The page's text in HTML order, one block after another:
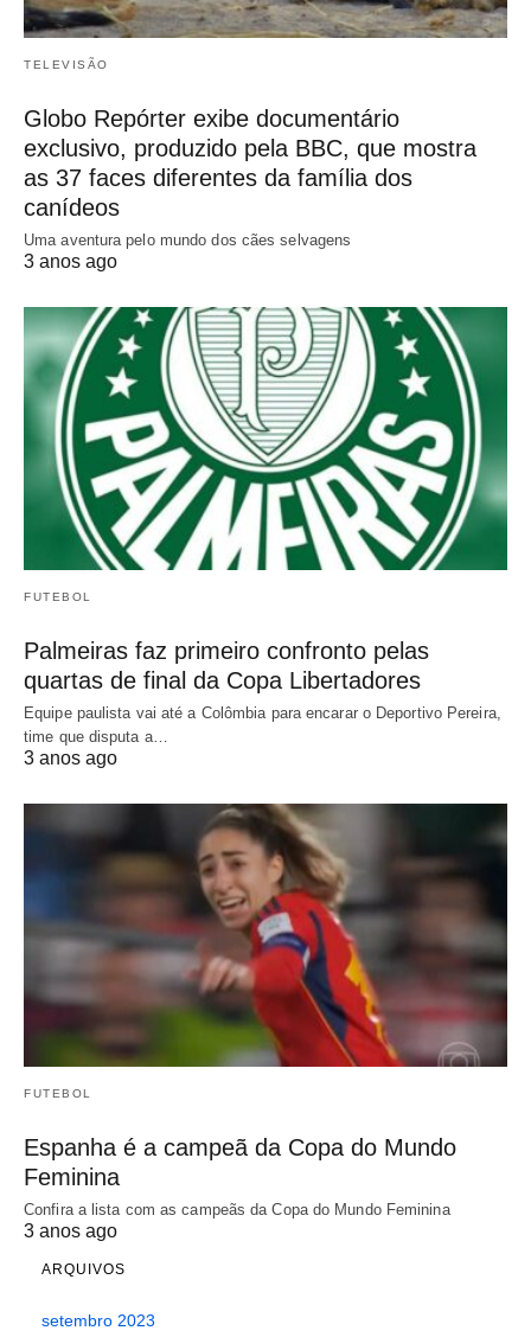
TELEVISÃO
Globo Repórter exibe documentário
exclusivo, produzido pela BBC, que mostra
as 37 faces diferentes da família dos
canídeos
Uma aventura pelo mundo dos cães selvagens
3 anos ago
FUTEBOL
Palmeiras faz primeiro confronto pelas
quartas de final da Copa Libertadores
Equipe paulista vai até a Colômbia para encarar o Deportivo Pereira,
time que disputa a…
3 anos ago
FUTEBOL
Espanha é a campeã da Copa do Mundo
Feminina
Confira a lista com as campeãs da Copa do Mundo Feminina
3 anos ago
ARQUIVOS
setembro 2023